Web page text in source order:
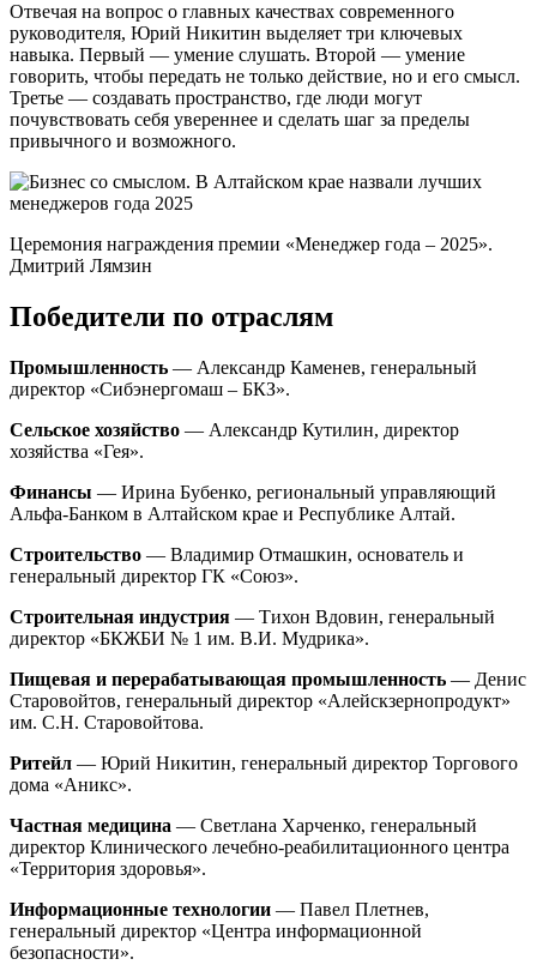
Отвечая на вопрос о главных качествах современного
руководителя, Юрий Никитин выделяет три ключевых
навыка. Первый — умение слушать. Второй — умение
говорить, чтобы передать не только действие, но и его смысл.
Третье — создавать пространство, где люди могут
почувствовать себя увереннее и сделать шаг за пределы
привычного и возможного.
Церемония награждения премии «Менеджер года – 2025».
Дмитрий Лямзин
Победители по отраслям
Промышленность — Александр Каменев, генеральный
директор «Сибэнергомаш – БКЗ».
Сельское хозяйство — Александр Кутилин, директор
хозяйства «Гея».
Финансы — Ирина Бубенко, региональный управляющий
Альфа-Банком в Алтайском крае и Республике Алтай.
Строительство — Владимир Отмашкин, основатель и
генеральный директор ГК «Союз».
Строительная индустрия — Тихон Вдовин, генеральный
директор «БКЖБИ № 1 им. В.И. Мудрика».
Пищевая и перерабатывающая промышленность — Денис
Старовойтов, генеральный директор «Алейскзернопродукт»
им. С.Н. Старовойтова.
Ритейл — Юрий Никитин, генеральный директор Торгового
дома «Аникс».
Частная медицина — Светлана Харченко, генеральный
директор Клинического лечебно-реабилитационного центра
«Территория здоровья».
Информационные технологии — Павел Плетнев,
генеральный директор «Центра информационной
безопасности».